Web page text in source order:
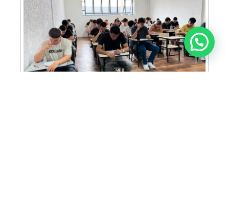
Anunciar ou recomendar matéria